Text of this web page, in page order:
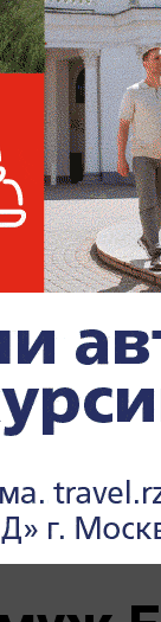
от Европы
против
с